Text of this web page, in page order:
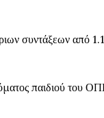
συντάξεων από
παιδιού του